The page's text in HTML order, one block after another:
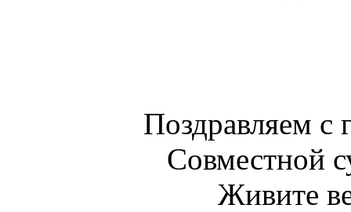
Поздравляем с
Совместной
Живите